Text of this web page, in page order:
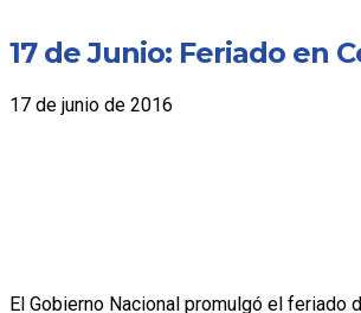
17 de Junio: Feriado en
17 de junio de 2016
El Gobierno Nacional promulgó el feriado